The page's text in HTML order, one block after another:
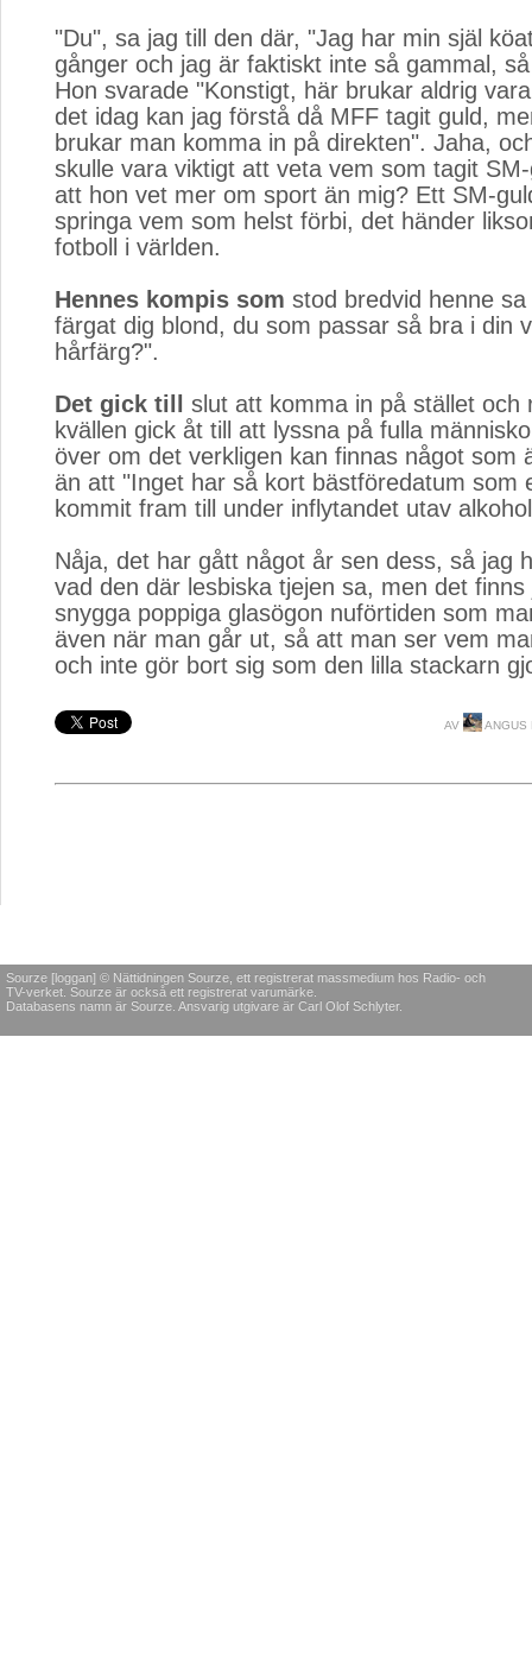
"Du", sa jag till den där, "Jag har min själ
gånger och jag är faktiskt inte så gammal,
Hon svarade "Konstigt, här brukar aldrig
det idag kan jag förstå då MFF tagit guld,
brukar man komma in på direkten". Jaha,
skulle vara viktigt att veta vem som tagit
att hon vet mer om sport än mig? Ett SM-
springa vem som helst förbi, det händer
fotboll i världen.
Hennes kompis som stod bredvid henne
färgat dig blond, du som passar så bra i din
hårfärg?".
Det gick till
slut att komma in på stället och
kvällen gick åt till att lyssna på fulla
över om det verkligen kan finnas något som
än att "Inget har så kort bästföredatum som
kommit fram till under inflytandet utav
Nåja, det har gått något år sen dess, så jag
vad den där lesbiska tjejen sa, men det
snygga poppiga glasögon nuförtiden som
även när man går ut, så att man ser vem
och inte gör bort sig som den lilla stackarn
AV ANGUS
Sourze [loggan] © Nättidningen Sourze, ett registrerat massmedium hos Radio- och
TV-verket. Sourze är också ett registrerat varumärke.
Databasens namn är Sourze. Ansvarig utgivare är Carl Olof Schlyter.